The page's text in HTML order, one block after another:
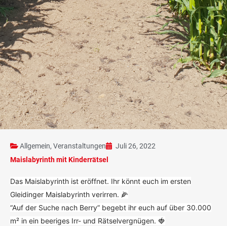
Allgemein, Veranstaltungen
Juli 26, 2022
Maislabyrinth mit Kinderrätsel
Das Maislabyrinth ist eröffnet. Ihr könnt euch im ersten
Gleidinger Maislabyrinth verirren. 🌽
“Auf der Suche nach Berry” begebt ihr euch auf über 30.000
m² in ein beeriges Irr- und Rätselvergnügen. 🍓